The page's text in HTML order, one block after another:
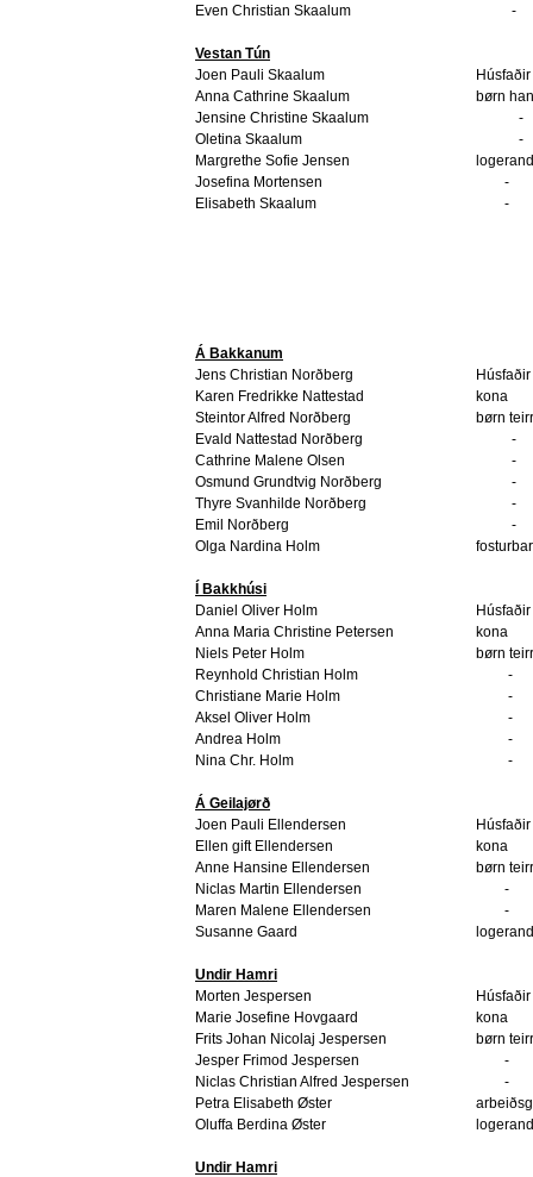
Even Christian Skaalum
-
Vestan Tún
Joen Pauli Skaalum
Húsfaðir
Anna Cathrine Skaalum
børn
Jensine Christine Skaalum
-
Oletina Skaalum
-
Margrethe Sofie Jensen
Josefina Mortensen
-
Elisabeth Skaalum
-
Á Bakkanum
Jens Christian Norðberg
Húsfaðir
Karen Fredrikke Nattestad
kona
Steintor Alfred Norðberg
børn
Evald Nattestad Norðberg
-
Cathrine Malene Olsen
-
Osmund Grundtvig Norðberg
-
Thyre Svanhilde Norðberg
-
Emil Norðberg
-
Olga Nardina Holm
Í Bakkhúsi
Daniel Oliver Holm
Húsfaðir
Anna Maria Christine Petersen
kona
Niels Peter Holm
børn
Reynhold Christian Holm
-
Christiane Marie Holm
-
Aksel Oliver Holm
-
Andrea Holm
-
Nina Chr. Holm
-
Á Geilajørð
Joen Pauli Ellendersen
Húsfaðir
Ellen gift Ellendersen
kona
Anne Hansine Ellendersen
børn
Niclas Martin Ellendersen
-
Maren Malene Ellendersen
-
Susanne Gaard
Undir Hamri
Morten Jespersen
Húsfaðir
Marie Josefine Hovgaard
kona
Frits Johan Nicolaj Jespersen
børn
Jesper Frimod Jespersen
-
Niclas Christian Alfred Jespersen
-
Petra Elisabeth Øster
Oluffa Berdina Øster
Undir Hamri